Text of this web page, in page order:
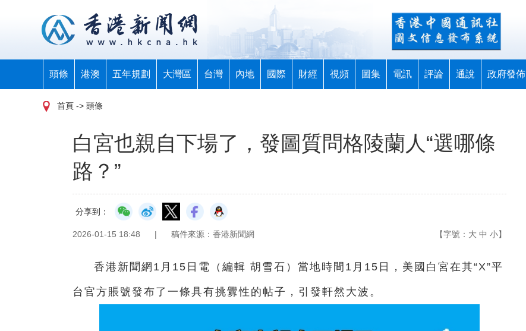
頭條 港澳 五年規劃 大灣區 台灣 內地 國際 財經 視頻 圖集 電訊 評論 通說 政府發佈
首頁 -> 頭條
白宮也親自下場了，發圖質問格陵蘭人“選哪條
路？”
分享到：
2026-01-15 18:48 | 稿件來源：香港新聞網 【字號： 大 中 小】
香港新聞網1月15日電（編輯 胡雪石）當地時間1月15日，美國白宮在其“X”平
台官方賬號發布了一條具有挑釁性的帖子，引發軒然大波。